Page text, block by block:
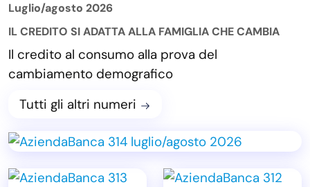
Luglio/agosto 2026
IL CREDITO SI ADATTA ALLA FAMIGLIA CHE CAMBIA
Il credito al consumo alla prova del
cambiamento demografico
Tutti gli altri numeri